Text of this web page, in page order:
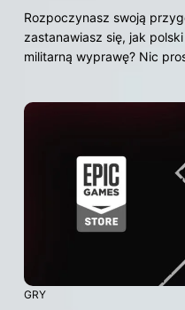
Rozpoczynasz swoją
zastanawiasz się, jak
militarną wyprawę? Nic
GRY